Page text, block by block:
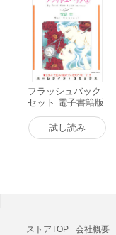
フラッシュバック
セット 電子書籍版
試し読み
ストアTOP 会社概要